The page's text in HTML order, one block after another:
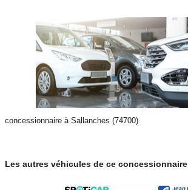
concessionnaire à Sallanches (74700)
Les autres véhicules de ce concessionnaire